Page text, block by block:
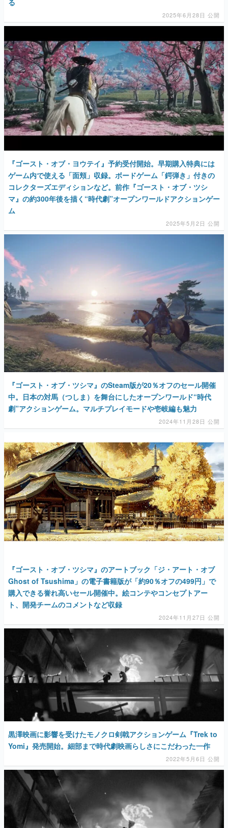
る
2025年6月28日 公開
『ゴースト・オブ・ヨウテイ』予約受付開始。早期購入特典には
ゲーム内で使える「面頬」収録。ボードゲーム「鍔弾き」付きの
コレクターズエディションなど。前作『ゴースト・オブ・ツシ
マ』の約300年後を描く“時代劇”オープンワールドアクションゲー
ム
2025年5月2日 公開
『ゴースト・オブ・ツシマ』のSteam版が20％オフのセール開催
中。日本の対馬（つしま）を舞台にしたオープンワールド“時代
劇”アクションゲーム。マルチプレイモードや壱岐編も魅力
2024年11月28日 公開
『ゴースト・オブ・ツシマ』のアートブック「ジ・アート・オブ
Ghost of Tsushima」の電子書籍版が「約90％オフの499円」で
購入できる誉れ高いセール開催中。絵コンテやコンセプトアー
ト、開発チームのコメントなど収録
2024年11月27日 公開
黒澤映画に影響を受けたモノクロ剣戟アクションゲーム『Trek to
Yomi』発売開始。細部まで時代劇映画らしさにこだわった一作
2022年5月6日 公開